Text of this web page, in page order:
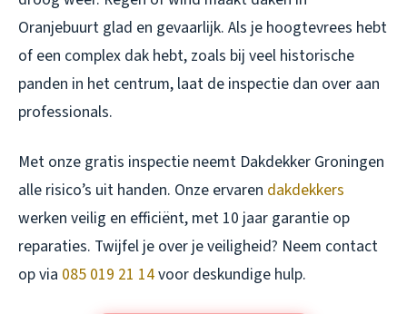
Oranjebuurt glad en gevaarlijk. Als je hoogtevrees hebt
of een complex dak hebt, zoals bij veel historische
panden in het centrum, laat de inspectie dan over aan
professionals.
Met onze gratis inspectie neemt Dakdekker Groningen
alle risico’s uit handen. Onze ervaren dakdekkers
werken veilig en efficiënt, met 10 jaar garantie op
reparaties. Twijfel je over je veiligheid? Neem contact
op via 085 019 21 14voor deskundige hulp.